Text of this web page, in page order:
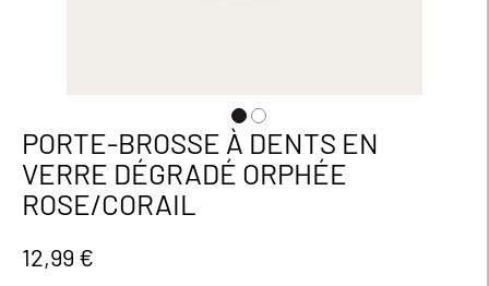
Passer
au
début
de
la
d’images
PORTE-BROSSE À DENTS EN
VERRE DÉGRADÉ ORPHÉE
ROSE/CORAIL
12,99 €